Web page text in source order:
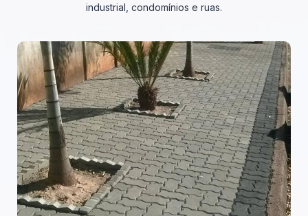
industrial, condomínios e ruas.